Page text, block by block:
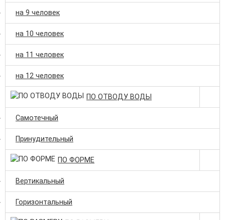
на 9 человек
на 10 человек
на 11 человек
на 12 человек
ПО ОТВОДУ ВОДЫ
Самотечный
Принудительный
ПО ФОРМЕ
Вертикальный
Горизонтальный